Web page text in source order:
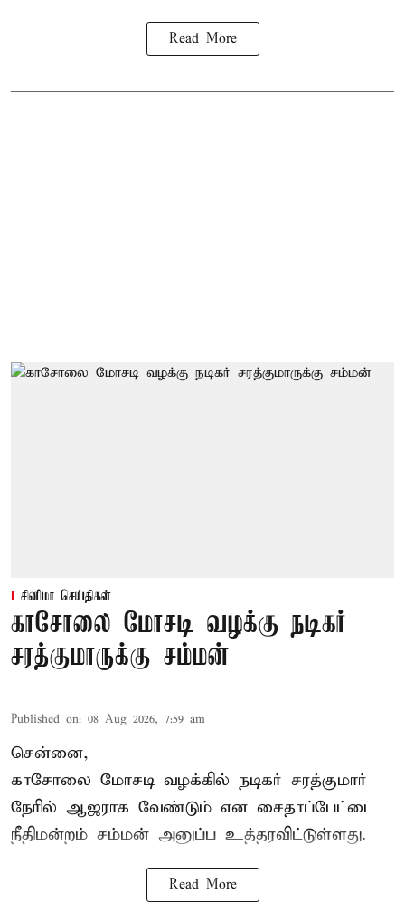
Read More
சினிமா செய்திகள்
காசோலை மோசடி வழக்கு நடிகர்
சரத்குமாருக்கு சம்மன்
Published on: 08 Aug 2026, 7:59 am
சென்னை,
காசோலை மோசடி வழக்கில் நடிகர் சரத்குமார்
நேரில் ஆஜராக வேண்டும் என சைதாப்பேட்டை
நீதிமன்றம் சம்மன் அனுப்ப உத்தரவிட்டுள்ளது.
Read More